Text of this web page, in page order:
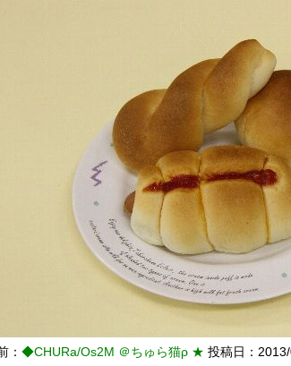
： ◆CHURa/Os2M ＠ちゅら猫ρ ★ 投稿日：